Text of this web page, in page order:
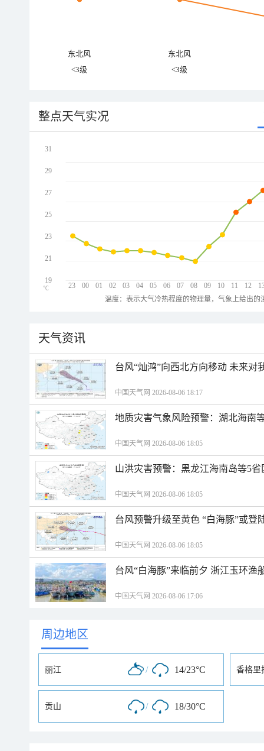
东北风
东北风
<3级
<3级
整点天气实况
23 00 01 02 03 04 05 06 07 08 09 10 11 12
31
29
27
25
23
21
19
℃
温度：表示大气冷热程度的物理量，气象上给出
天气资讯
台风“灿鸿”向西北方向移动 未来对
中国天气网 2026-08-06 18:17
地质灾害气象风险预警：湖北海南
中国天气网 2026-08-06 18:05
山洪灾害预警：黑龙江海南岛等5
中国天气网 2026-08-06 18:05
台风预警升级至黄色 “白海豚”或登
中国天气网 2026-08-06 18:05
台风“白海豚”来临前夕 浙江玉环渔
中国天气网 2026-08-06 17:06
周边地区
丽江 / 14/23°C 香格里
贡山 / 18/30°C